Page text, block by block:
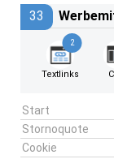
33
2
Textlinks
Start
Stornoquote
Cookie